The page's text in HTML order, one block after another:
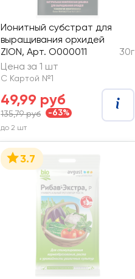
Ионитный субстрат для
выращивания орхидей
ZION, Арт. О000011
30г
Цена за 1 шт
С Картой №1
49,99 руб
135,79 руб -63%
до 2 шт
3.7